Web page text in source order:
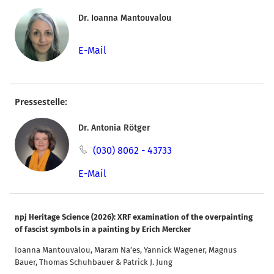
Dr. Ioanna Mantouvalou
E-Mail
Pressestelle:
Dr. Antonia Rötger
(030) 8062 - 43733
E-Mail
npj Heritage Science (2026): XRF examination of the overpainting
of fascist symbols in a painting by Erich Mercker
Ioanna Mantouvalou, Maram Na’es, Yannick Wagener, Magnus
Bauer, Thomas Schuhbauer & Patrick J. Jung